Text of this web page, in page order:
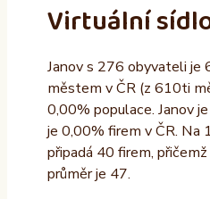
Ne
Provozovatel
ALTAXO SE
COMEFLEX
Firmus a.s.
Virtuální
Janov s 276 obyvateli je
městem v ČR (z 610ti
0,00% populace. Janov
je 0,00% firem v ČR.
připadá 40 firem,
průměr je 47.